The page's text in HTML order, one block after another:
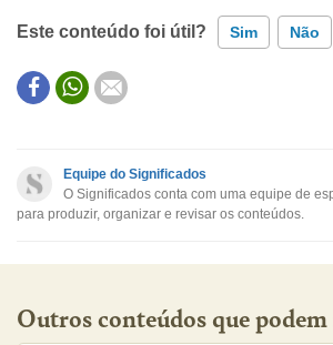
Este conteúdo foi útil? Sim Não
Este conteúdo não tem a informação
Outro
Equipe do Significados
O Significados conta com uma equipe de
para produzir, organizar e revisar os conteúdos.
Outros conteúdos que